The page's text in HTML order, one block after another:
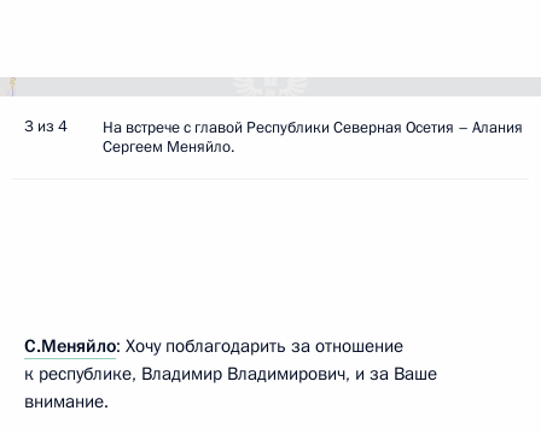
3 из 4
На встрече с главой Республики Северная Осетия – Алания
Сергеем Меняйло.
С.Меняйло: Хочу поблагодарить за отношение
к республике, Владимир Владимирович, и за Ваше
внимание.